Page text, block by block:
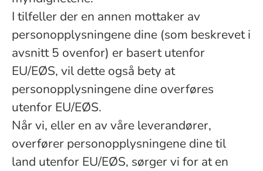
I tilfeller der en annen mottaker av
personopplysningene dine (som beskrevet i
avsnitt 5 ovenfor) er basert utenfor
EU/EØS, vil dette også bety at
personopplysningene dine overføres
utenfor EU/EØS.
Når vi, eller en av våre leverandører,
overfører personopplysningene dine til
land utenfor EU/EØS, sørger vi for at en